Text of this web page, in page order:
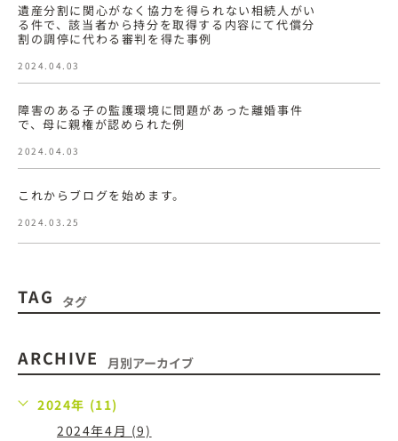
遺産分割に関心がなく協力を得られない相続人がい
る件で、該当者から持分を取得する内容にて代償分
割の調停に代わる審判を得た事例
2024.04.03
障害のある子の監護環境に問題があった離婚事件
で、母に親権が認められた例
2024.04.03
これからブログを始めます。
2024.03.25
TAG タグ
ARCHIVE 月別アーカイブ
2024年 (11)
2024年4月 (9)